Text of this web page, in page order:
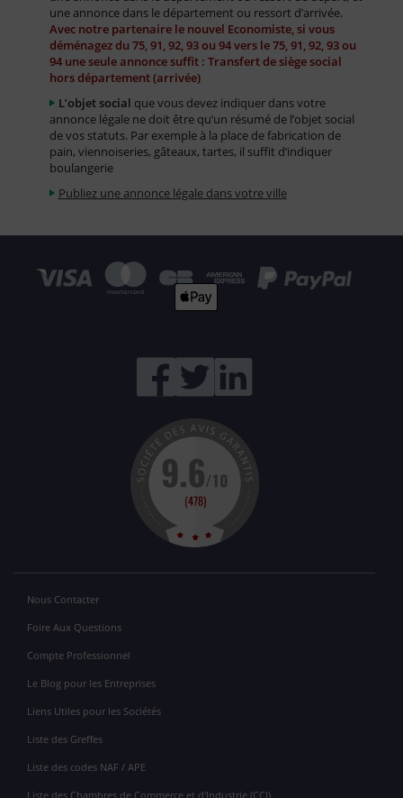
une annonce dans le département ou ressort d’arrivée.
Avec notre partenaire le nouvel Economiste, si vous
déménagez du 75, 91, 92, 93 ou 94 vers le 75, 91, 92, 93 ou
94 une seule annonce suffit : Transfert de siège social
hors département (arrivée)
L’objet social que vous devez indiquer dans votre
annonce légale ne doit être qu’un résumé de l’objet social
de vos statuts. Par exemple à la place de fabrication de
pain, viennoiseries, gâteaux, tartes, il suffit d’indiquer
boulangerie
Publiez une annonce légale dans votre ville
Nous Contacter
Foire Aux Questions
Compte Professionnel
Le Blog pour les Entreprises
Liens Utiles pour les Sociétés
Liste des Greffes
Liste des codes NAF / APE
Liste des Chambres de Commerce et d'Industrie (CCI)